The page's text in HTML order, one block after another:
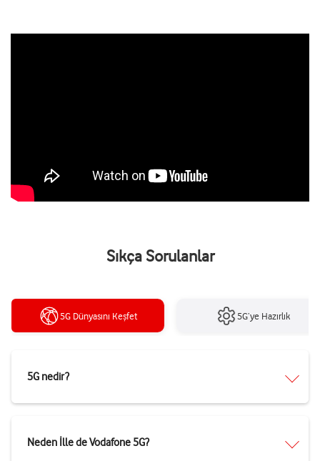
Sıkça Sorulanlar
5G Dünyasını Keşfet 5G’ye Hazırlık
5G nedir?
Neden İlle de Vodafone 5G?